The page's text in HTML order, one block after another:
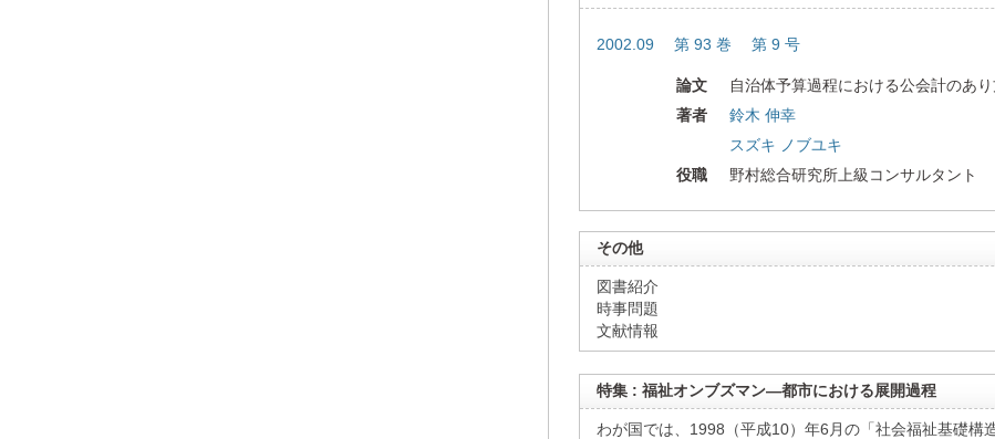
2002.09 第 93 巻 第 9 号
論文
自治体予算過程における公会計のあ
著者
鈴木 伸幸
スズキ ノブユキ
役職
野村総合研究所上級コンサルタント
その他
図書紹介
時事問題
文献情報
特集 : 福祉オンブズマン―都市における展開過程
わが国では、1998（平成10）年6月の「社会福祉基礎構